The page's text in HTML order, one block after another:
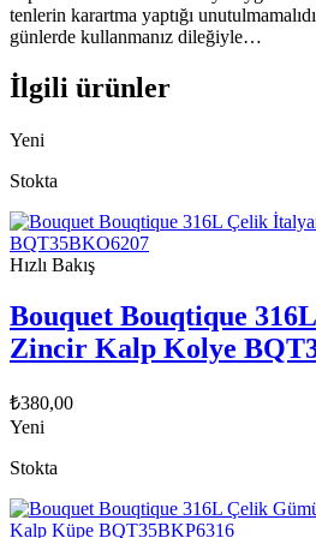
tenlerin karartma yaptığı
günlerde kullanmanız dileğiyle…
İlgili ürünler
Yeni
Stokta
Hızlı Bakış
Bouquet Bouqtique
Zincir Kalp Kolye
₺380,00
Yeni
Stokta